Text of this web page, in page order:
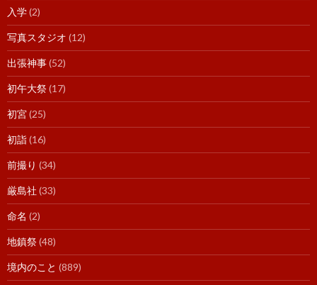
入学(2)
写真スタジオ (12)
出張神事(52)
初午大祭(17)
初宮(25)
初詣(16)
前撮り (34)
厳島社 (33)
命名 (2)
地鎮祭(48)
境内のこと (889)